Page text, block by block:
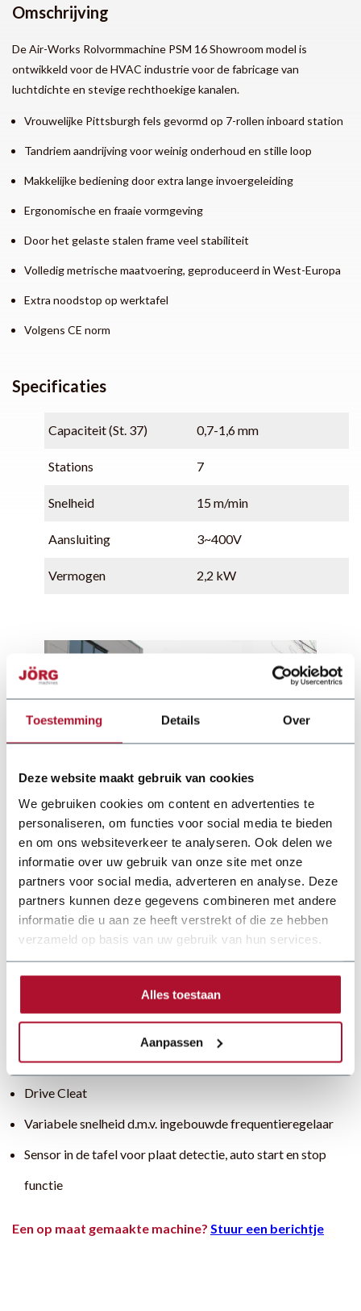
Toestemming Details Over
Deze website maakt gebruik van cookies
We gebruiken cookies om content en advertenties te
personaliseren, om functies voor social media te bieden
en om ons websiteverkeer te analyseren. Ook delen we
informatie over uw gebruik van onze site met onze
partners voor social media, adverteren en analyse. Deze
partners kunnen deze gegevens combineren met andere
informatie die u aan ze heeft verstrekt of die ze hebben
verzameld op basis van uw gebruik van hun services.
Alles toestaan
Aanpassen
Omschrijving
De Air-Works Rolvormmachine PSM 16 Showroom model is
ontwikkeld voor de HVAC industrie voor de fabricage van
luchtdichte en stevige rechthoekige kanalen.
Vrouwelijke Pittsburgh fels gevormd op 7-rollen inboard station
Tandriem aandrijving voor weinig onderhoud en stille loop
Makkelijke bediening door extra lange invoergeleiding
Ergonomische en fraaie vormgeving
Door het gelaste stalen frame veel stabiliteit
Volledig metrische maatvoering, geproduceerd in West-Europa
Extra noodstop op werktafel
Volgens CE norm
Specificaties
Capaciteit (St. 37) 0,7-1,6 mm
Stations 7
Snelheid 15 m/min
Aansluiting 3~400V
Vermogen 2,2 kW
Dubbele fels L large
Drive Cleat
Variabele snelheid d.m.v. ingebouwde frequentieregelaar
Sensor in de tafel voor plaat detectie, auto start en stop
functie
Een op maat gemaakte machine? Stuur een berichtje